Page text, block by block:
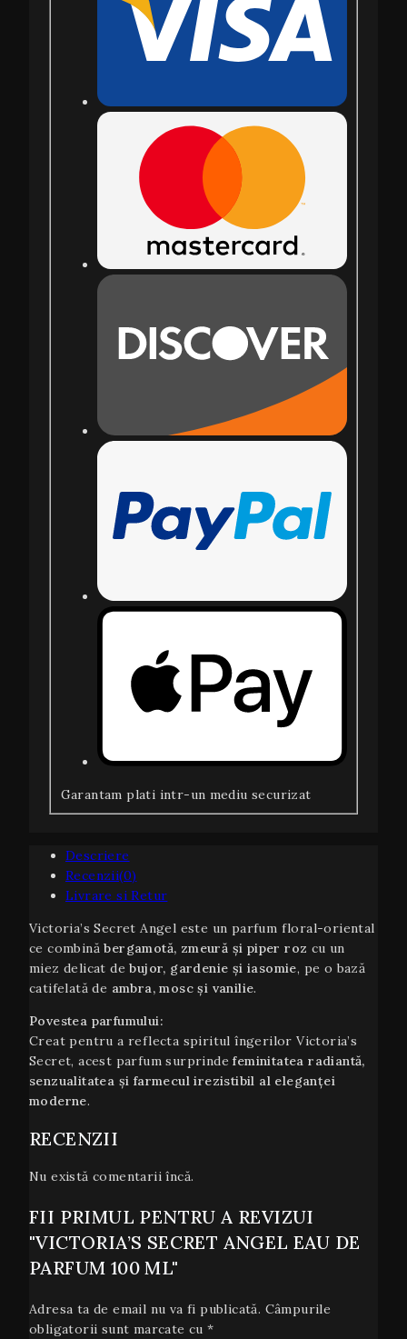
Garantam plati intr-un mediu securizat
Descriere
Recenzii(0)
Livrare si Retur
Victoria’s Secret Angel este un parfum floral-oriental
ce combinăbergamotă, zmeură și piper roz cu un
miez delicat debujor, gardenie și iasomie, pe o bază
catifelată de ambra, mosc și vanilie.
Povestea parfumului:
Creat pentru a reflecta spiritul îngerilor Victoria’s
Secret, acest parfum surprindefeminitatea radiantă,
senzualitatea și farmecul irezistibil al eleganței
moderne.
RECENZII
Nu există comentarii încă.
FII PRIMUL PENTRU A REVIZUI
"VICTORIA’S SECRET ANGEL EAU DE
PARFUM 100 ML"
Adresa ta de email nu va fi publicată. Câmpurile
obligatorii sunt marcate cu*